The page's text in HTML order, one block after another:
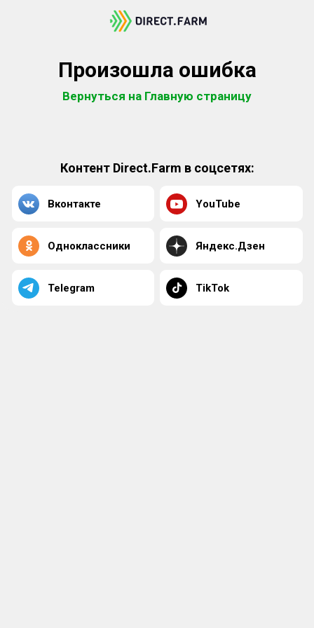
Произошла ошибка
Вернуться на Главную страницу
Контент Direct.Farm в соцсетях:
Вконтакте YouTube
Одноклассники Яндекс.Дзен
Telegram TikTok